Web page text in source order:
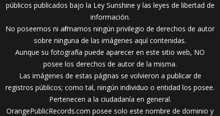
públicos publicados bajo la Ley Sunshine y las leyes de libertad de
información.
No poseemos ni afirmamos ningún privilegio de derechos de autor
sobre ninguna de las imágenes aquí contenidas.
Aunque su fotografía puede aparecer en este sitio web, NO
posee los derechos de autor de la misma.
Las imágenes de estas páginas se volvieron a publicar de
registros públicos; como tal, ningún individuo o entidad los posee.
Pertenecen a la ciudadanía en general.
OrangePublicRecords.com posee solo este nombre de dominio y